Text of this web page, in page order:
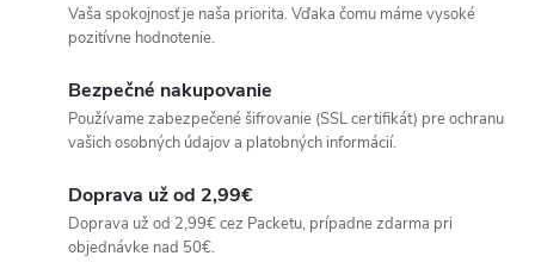
Vaša spokojnosť je naša priorita. Vďaka čomu máme vysoké
pozitívne hodnotenie.
Bezpečné nakupovanie
Používame zabezpečené šifrovanie (SSL certifikát) pre ochranu
vašich osobných údajov a platobných informácií.
Doprava už od 2,99€
Doprava už od 2,99€ cez Packetu, prípadne zdarma pri
objednávke nad 50€.